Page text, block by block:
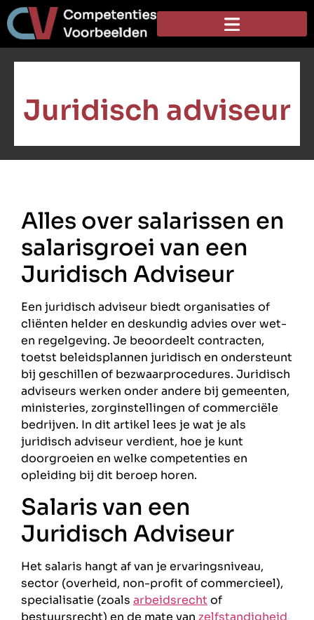
Juridisch adviseur
Alles over salarissen en
salarisgroei van een
Juridisch Adviseur
Een juridisch adviseur biedt organisaties of
cliënten helder en deskundig advies over wet-
en regelgeving. Je beoordeelt contracten,
toetst beleidsplannen juridisch en ondersteunt
bij geschillen of bezwaarprocedures. Juridisch
adviseurs werken onder andere bij gemeenten,
ministeries, zorginstellingen of commerciële
bedrijven. In dit artikel lees je wat je als
juridisch adviseur verdient, hoe je kunt
doorgroeien en welke competenties en
opleiding bij dit beroep horen.
Salaris van een
Juridisch Adviseur
Het salaris hangt af van je ervaringsniveau,
sector (overheid, non-profit of commercieel),
specialisatie (zoals arbeidsrecht of